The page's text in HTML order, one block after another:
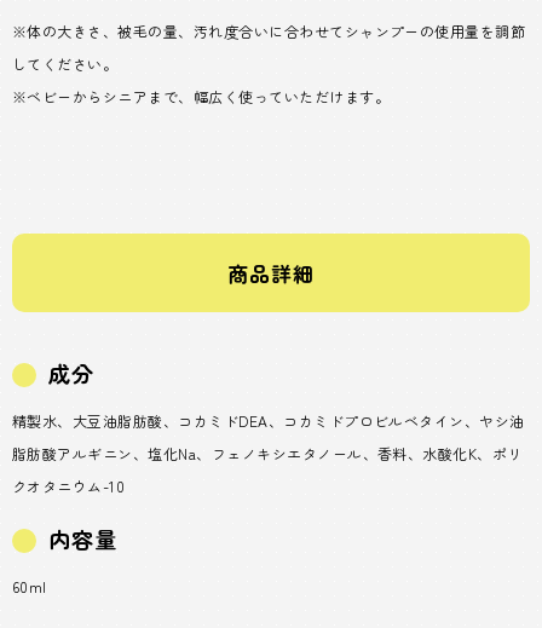
※体の大きさ、被毛の量、汚れ度合いに合わせてシャンプーの使用量を調節
してください。
※ベビーからシニアまで、幅広く使っていただけます。
商品詳細
成分
精製水、大豆油脂肪酸、コカミドDEA、コカミドプロビルベタイン、ヤシ油
脂肪酸アルギニン、塩化Na、フェノキシエタノール、香料、水酸化K、ポリ
クオタニウム-10
内容量
60ml